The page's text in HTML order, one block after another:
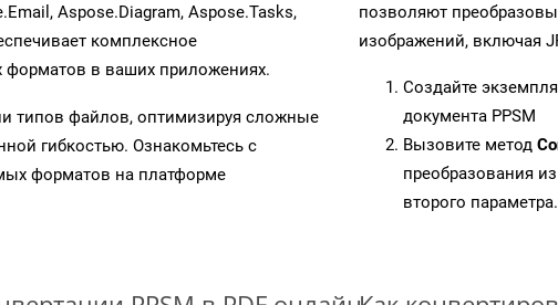
Aspose.Diagram, Aspose.Tasks,
комплексное
форматов в ваших приложениях.
типов файлов, оптимизируя сложные
гибкостью. Ознакомьтесь с
форматов на платформе
позволяют
изображений, включая
Создайте
документа PPSM
Вызовите метод
преобразования
второго параметра.